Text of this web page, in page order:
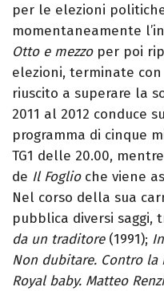
per le elezioni
momentaneamente
Otto e mezzoper poi
elezioni, terminate
riuscito a superare la
2011 al 2012 conduce
programma di cinque
TG1 delle 20.00,
de Il Foglioche viene
Nel corso della sua
pubblica diversi saggi,
da un traditore(1991);
Non dubitare. Contro
Royal baby. Matteo